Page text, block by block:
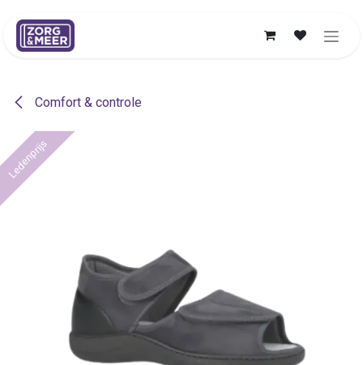
Comfort & controle
Ledenprijs